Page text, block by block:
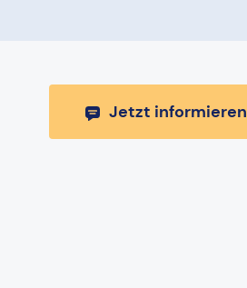
Jetzt informieren